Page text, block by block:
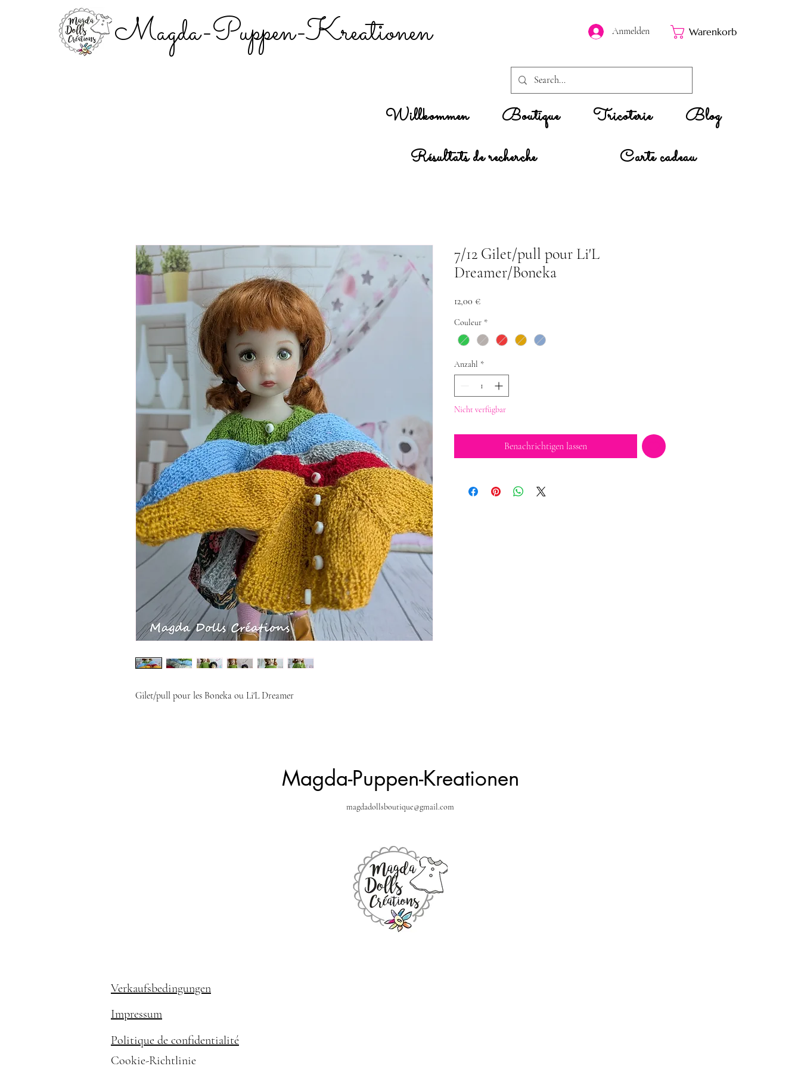
Magda-Puppen-Kreationen Anmelden Warenkorb
Willkommen Boutique Tricoterie
Blog
Résultats de recherche
Carte cadeau
Gilet/pull pour les Boneka ou Li'L Dreamer
7/12 Gilet/pull pour Li'L
Dreamer/Boneka
12,00 €Preis
Couleur *
Anzahl *
Nicht verfügbar
Benachrichtigen lassen
Magda-Puppen-Kreationen
magdadollsboutique@gmail.com
Verkaufsbedingungen
Impressum
Politique de confidentialité
Cookie-Richtlinie